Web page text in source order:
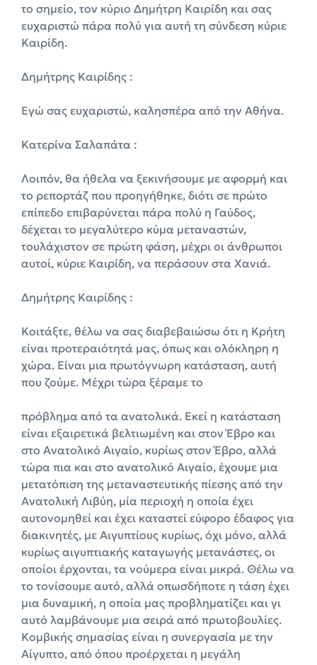
το σημείο, τον κύριο Δημήτρη Καιρίδη και σας
ευχαριστώ πάρα πολύ για αυτή τη σύνδεση κύριε
Καιρίδη.
Δημήτρης Καιρίδης :
Εγώ σας ευχαριστώ, καλησπέρα από την Αθήνα.
Κατερίνα Σαλαπάτα :
Λοιπόν, θα ήθελα να ξεκινήσουμε με αφορμή και
το ρεπορτάζ που προηγήθηκε, διότι σε πρώτο
επίπεδο επιβαρύνεται πάρα πολύ η Γαύδος,
δέχεται το μεγαλύτερο κύμα μεταναστών,
τουλάχιστον σε πρώτη φάση, μέχρι οι άνθρωποι
αυτοί, κύριε Καιρίδη, να περάσουν στα Χανιά.
Δημήτρης Καιρίδης :
Κοιτάξτε, θέλω να σας διαβεβαιώσω ότι η Κρήτη
είναι προτεραιότητά μας, όπως και ολόκληρη η
χώρα. Είναι μια πρωτόγνωρη κατάσταση, αυτή
που ζούμε. Μέχρι τώρα ξέραμε το
πρόβλημα από τα ανατολικά. Εκεί η κατάσταση
είναι εξαιρετικά βελτιωμένη και στον Έβρο και
στο Ανατολικό Αιγαίο, κυρίως στον Έβρο, αλλά
τώρα πια και στο ανατολικό Αιγαίο, έχουμε μια
μετατόπιση της μεταναστευτικής πίεσης από την
Ανατολική Λιβύη, μία περιοχή η οποία έχει
αυτονομηθεί και έχει καταστεί εύφορο έδαφος για
διακινητές, με Αιγυπτίους κυρίως, όχι μόνο, αλλά
κυρίως αιγυπτιακής καταγωγής μετανάστες, οι
οποίοι έρχονται, τα νούμερα είναι μικρά. Θέλω να
το τονίσουμε αυτό, αλλά οπωσδήποτε η τάση έχει
μια δυναμική, η οποία μας προβληματίζει και γι
αυτό λαμβάνουμε μια σειρά από πρωτοβουλίες.
Κομβικής σημασίας είναι η συνεργασία με την
Αίγυπτο, από όπου προέρχεται η μεγάλη